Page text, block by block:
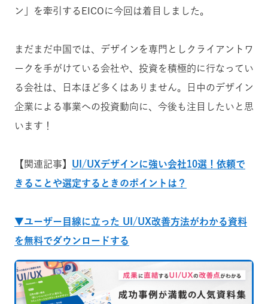
ン」を牽引するEICOに今回は着目しました。
まだまだ中国では、デザインを専門としクライアントワ
ークを手がけている会社や、投資を積極的に行なってい
る会社は、日本ほど多くはありません。日中のデザイン
企業による事業への投資動向に、今後も注目したいと思
います！
【関連記事】 UI/UXデザインに強い会社10選！依頼で
きることや選定するときのポイントは？
▼ユーザー目線に立った UI/UX改善方法がわかる資料
を無料でダウンロードする